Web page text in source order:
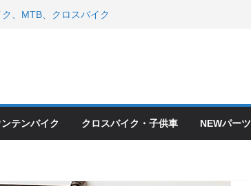
、MTB、クロスバイク
コット入荷。
催！！ ＆ LAZER 最高
バイクのカスタムと、
プ！
テンバイク クロスバイク・子供車 NEWパーツ